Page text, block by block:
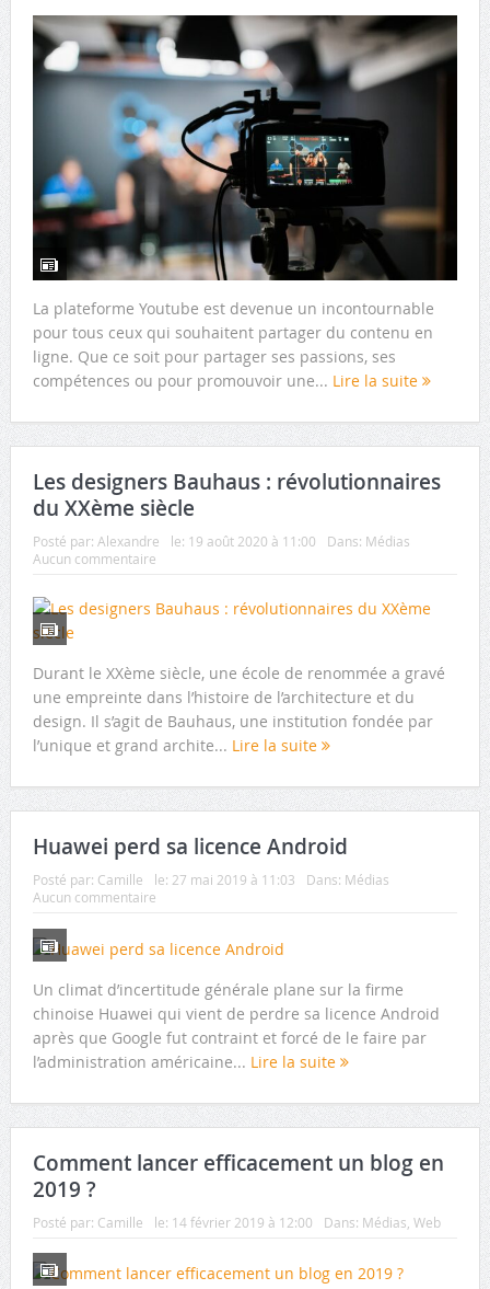
La plateforme Youtube est devenue un incontournable
pour tous ceux qui souhaitent partager du contenu en
ligne. Que ce soit pour partager ses passions, ses
compétences ou pour promouvoir une... Lire la suite
Les designers Bauhaus : révolutionnaires
du XXème siècle
Posté par: Alexandre le: 19 août 2020 à 11:00 Dans: Médias
Aucun commentaire
Durant le XXème siècle, une école de renommée a gravé
une empreinte dans l’histoire de l’architecture et du
design. Il s’agit de Bauhaus, une institution fondée par
l’unique et grand archite... Lire la suite
Huawei perd sa licence Android
Posté par: Camille le: 27 mai 2019 à 11:03 Dans: Médias
Aucun commentaire
Un climat d’incertitude générale plane sur la firme
chinoise Huawei qui vient de perdre sa licence Android
après que Google fut contraint et forcé de le faire par
l’administration américaine... Lire la suite
Comment lancer efficacement un blog en
2019 ?
Posté par: Camille le: 14 février 2019 à 12:00 Dans: Médias Web